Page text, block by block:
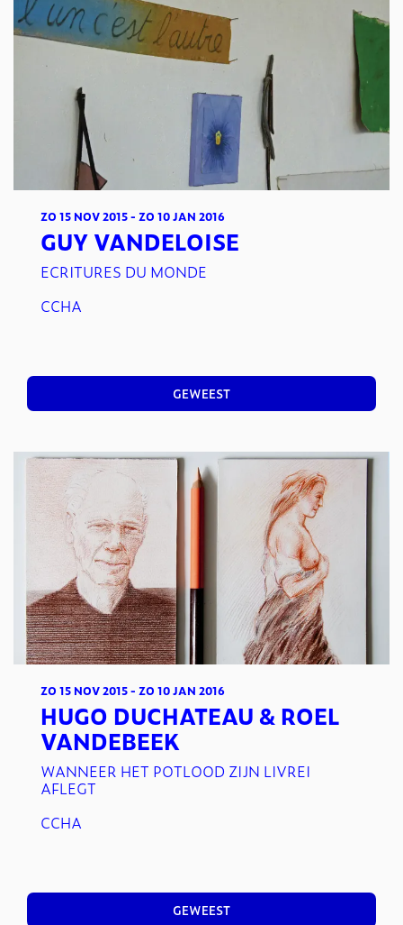
GUY VANDELOISE
ECRITURES DU MONDE
ZO 15 NOV 2015- ZO 10 JAN 2016
CCHA
GEWEEST
HUGO DUCHATEAU & ROEL
VANDEBEEK
WANNEER HET POTLOOD ZIJN LIVREI
AFLEGT
ZO 15 NOV 2015- ZO 10 JAN 2016
CCHA
GEWEEST